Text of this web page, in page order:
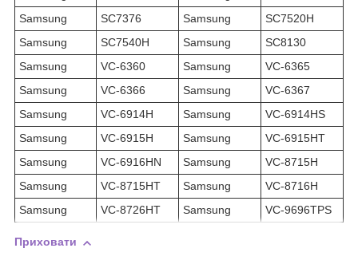
Samsung
SC7376 Samsung
SC7520H
Samsung
SC7540H Samsung
SC8130
Samsung
VC-6360 Samsung
VC-6365
Samsung
VC-6366 Samsung
VC-6367
Samsung
VC-6914H Samsung
VC-6914HS
Samsung
VC-6915H Samsung
VC-6915HT
Samsung
VC-6916HN Samsung
VC-8715H
Samsung
VC-8715HT Samsung
VC-8716H
Samsung
VC-8726HT Samsung VC-9696TPS
Приховати